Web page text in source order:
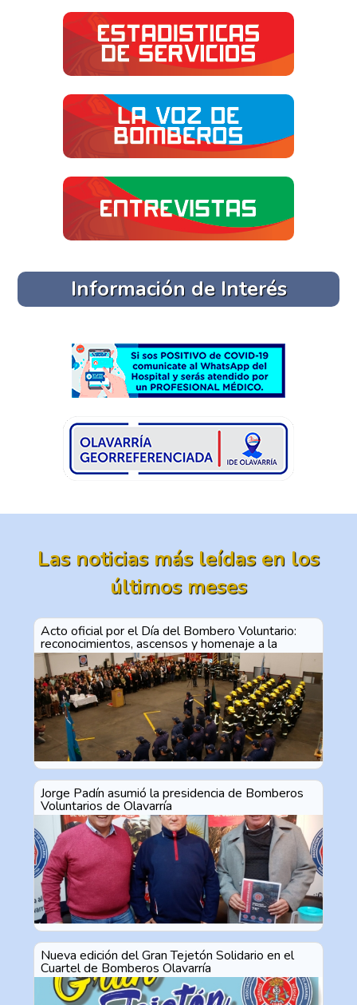
Información de Interés
Las noticias más leídas en los
últimos meses
Acto oficial por el Día del Bombero Voluntario:
reconocimientos, ascensos y homenaje a la
vocación de servicio
Jorge Padín asumió la presidencia de Bomberos
Voluntarios de Olavarría
Nueva edición del Gran Tejetón Solidario en el
Cuartel de Bomberos Olavarría